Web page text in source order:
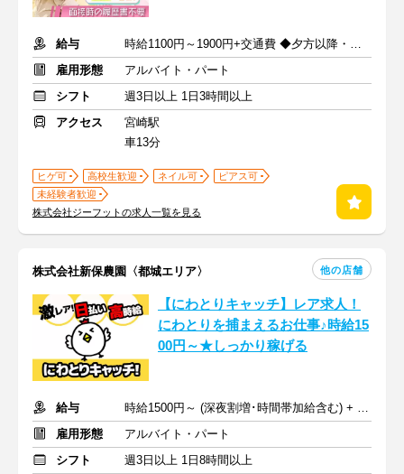
給与
時給1100円～1900円+交通費 ◆夕方以降・日祝加給あり！
雇用形態
アルバイト・パート
シフト
週3日以上 1日3時間以上
アクセス
宮崎駅
車13分
ヒゲ可 高校生歓迎 ネイル可
ピアス可
未経験者歓迎
株式会社ジーフットの求人一覧を見る
株式会社新保農園〈都城エリア〉 他の店舗
【にわとりキャッチ】レア求人！
にわとりを捕まえるお仕事♪時給15
00円～★しっかり稼げる
給与
時給1500円～ (深夜割増･時間帯加給含む) + 交通費規定支給
雇用形態
アルバイト・パート
シフト
週3日以上 1日8時間以上